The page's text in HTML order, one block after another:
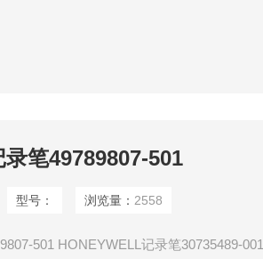
006，绿色.
笔49789807-501
型号： 浏览量： 2558
501 HONEYWELL记录笔30735489-